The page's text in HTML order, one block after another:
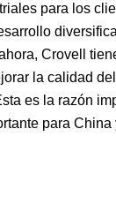
para los
Crovell
la calidad
es la razón
para China